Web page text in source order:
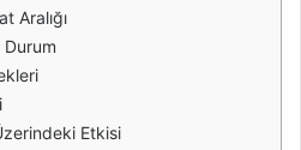
Aralığı
Durum
Etkisi